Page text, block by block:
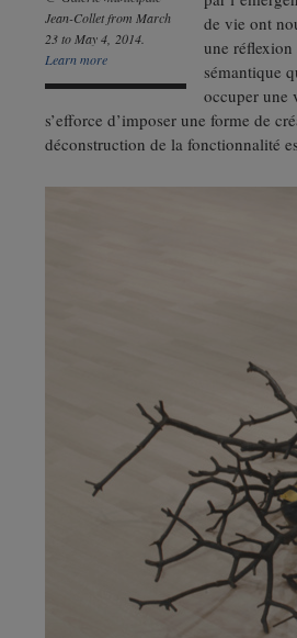
Jean-Collet from March
23 to May 4, 2014.
Learn more
de vie ont
une réflexion
sémantique
occuper une
s’efforce d’imposer une forme de
déconstruction de la fonctionnalité